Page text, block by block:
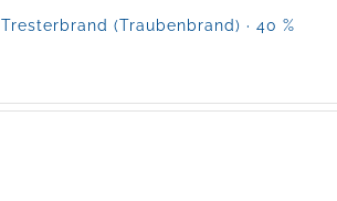
Tresterbrand (Traubenbrand) · 40 %